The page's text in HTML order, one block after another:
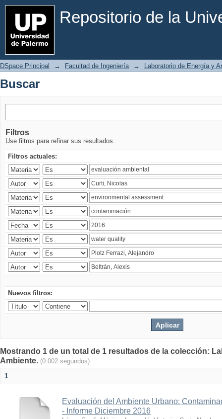
Repositorio de la
Buscar
DSpace Principal → Facultad de Ingeniería → Laboratorio de Energía y
Buscar
Filtros
Use filtros para refinar sus resultados.
Filtros actuales:
Nuevos filtros:
Mostrando 1 de un total de 1 resultados de la colección:
Ambiente. (0.002 segundos)
1
Evaluación del Ambiente Urbano:
- Informe Diciembre 2016